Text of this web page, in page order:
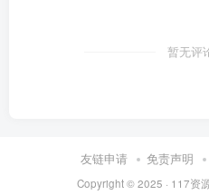
暂无评
友链申请 免责声明
Copyright © 2025 · 117资